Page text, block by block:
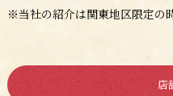
※当社の紹介は関東地区限定の
店